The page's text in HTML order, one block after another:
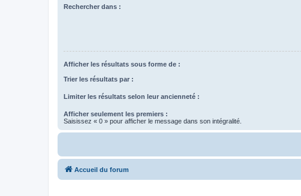
Rechercher dans :
Afficher les résultats sous forme de :
Trier les résultats par :
Limiter les résultats selon leur ancienneté :
Afficher seulement les premiers :
Saisissez « 0 » pour afficher le message dans son intégralité.
Accueil du forum